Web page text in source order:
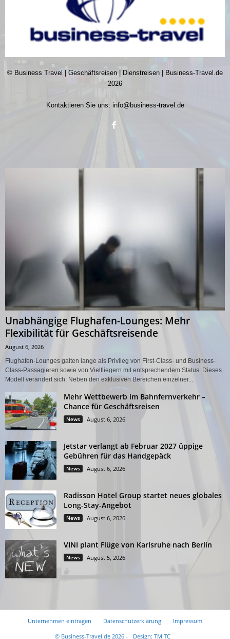
© Business Travel | Geschäftsreisen | Dienstreisen | Business-Travel.de
2026
Kontaktieren Sie uns: info@business-travel.de
Unabhängige Flughafen-Lounges: Mehr
Flexibilität für Geschäftsreisende
August 6, 2026
Flughafen-Lounges galten lange als Privileg von First-Class- und Business-
Class-Passagieren sowie von Vielfliegern mit entsprechendem Status. Dieses
Modell verändert sich: Neben den exklusiven Bereichen einzelner...
Mehr Wettbewerb im Bahnfernverkehr –
Chance für Geschäftsreisen
News August 6, 2026
Jetstar verlangt ab Februar 2027 üppige
Gebühren für das Handgepäck
News August 6, 2026
Radisson Hotel Group startet neues globales
Long-Stay-Angebot
News August 6, 2026
VINI plant Flüge von Karlsruhe nach Berlin
News August 5, 2026
Unternehmen eintragen Datenschutzerklärung
Impressum
© Business-Travel.de 2026 -
Design: TMITC